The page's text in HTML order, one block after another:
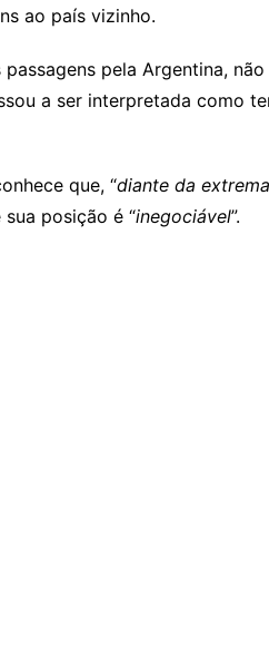
ao país vizinho.
pela Argentina,
a ser interpretada como
que, “diante da
posição é “inegociável”.